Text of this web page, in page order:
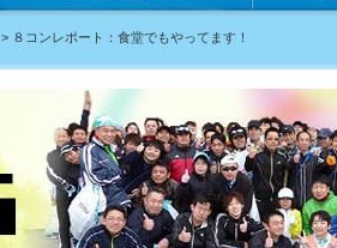
> ８コンレポート：食堂でもやってます！